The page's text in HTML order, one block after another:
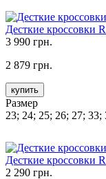
Десткие кроссовки
3 990 грн.
2 879 грн.
купить
Размер
23; 24; 25; 26; 27; 33;
Десткие кроссовки
2 290 грн.